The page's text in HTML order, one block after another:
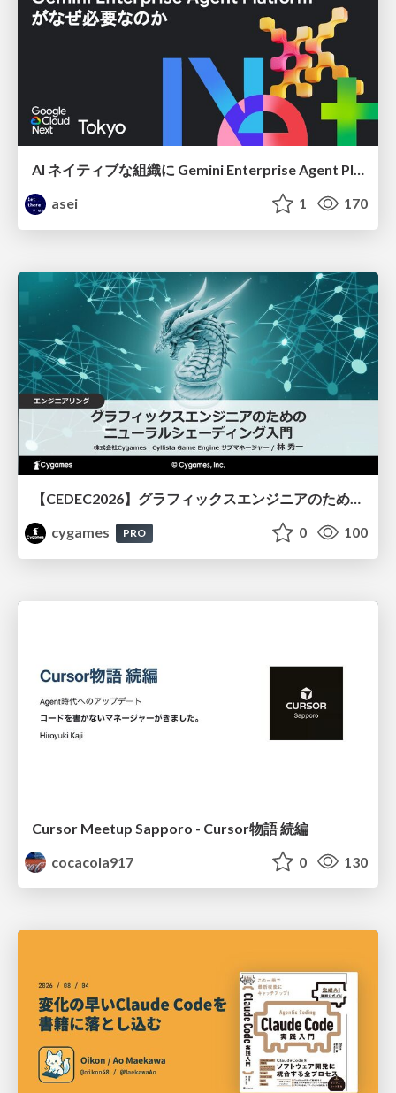
asei
1 170
【CEDEC2026】グラフィックスエンジニアのためのニューラルシェーディング入門
cygames
PRO 0 100
Cursor Meetup Sapporo - Cursor物語 続編
cocacola917
0 130